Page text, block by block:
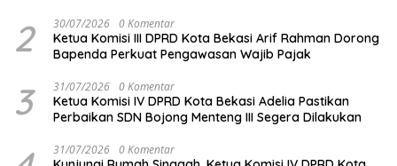
2 30/07/2026 0 Komentar
Ketua Komisi III DPRD Kota Bekasi Arif Rahman Dorong
Bapenda Perkuat Pengawasan Wajib Pajak
3 31/07/2026 0 Komentar
Ketua Komisi IV DPRD Kota Bekasi Adelia Pastikan
Perbaikan SDN Bojong Menteng III Segera Dilakukan
31/07/2026 0 Komentar